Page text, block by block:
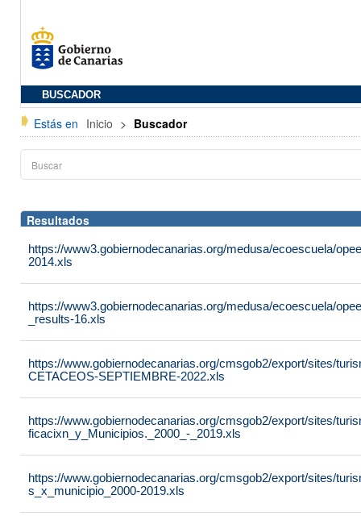
BUSCADOR
Estás en Inicio > Buscador
Resultados
https://www3.gobiernodecanarias.org/medusa/ecoescuela/
2014.xls
https://www3.gobiernodecanarias.org/medusa/ecoescuela/
_results-16.xls
https://www.gobiernodecanarias.org/cmsgob2/export/sites/
CETACEOS-SEPTIEMBRE-2022.xls
https://www.gobiernodecanarias.org/cmsgob2/export/sites/
ficacixn_y_Municipios._2000_-_2019.xls
https://www.gobiernodecanarias.org/cmsgob2/export/sites/
s_x_municipio_2000-2019.xls